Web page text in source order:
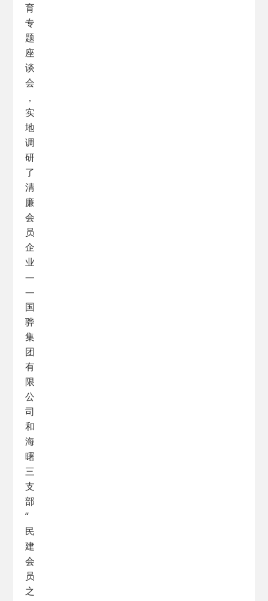
育
专
题
座
谈
会
，
实
地
调
研
了
清
廉
会
员
企
业
—
—
国
骅
集
团
有
限
公
司
和
海
曙
三
支
部
“
民
建
会
员
之